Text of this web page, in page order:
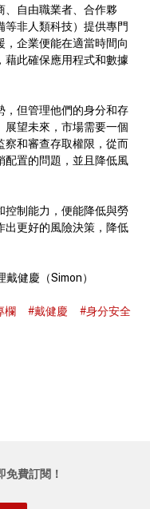
、自由職業者、合作夥
非人類科技）提供專門
，企業便能在適當時間向
藉此確保應用程式和數據
，但管理他們的身分和存
展望未來，市場需要一個
察和審查存取權限，從而
配置的問題，並且降低風
控制能力，便能降低與勞
出更好的風險決策，降低
健慶（Simon）
欄 #戴健慶
#身分安全
免費訂閱！